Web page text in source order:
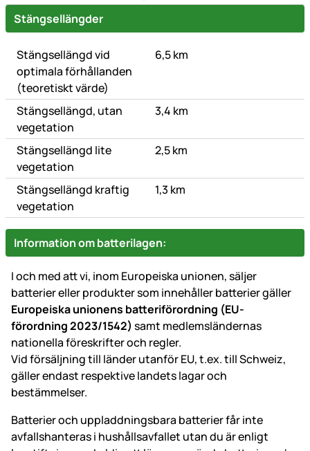
Stängsellängder
Stängsellängd vid
optimala förhållanden
(teoretiskt värde)
6,5 km
Stängsellängd, utan
vegetation
3,4 km
Stängsellängd lite
vegetation
2,5 km
Stängsellängd kraftig
vegetation
1,3 km
Information om batterilagen:
I och med att vi, inom Europeiska unionen, säljer
batterier eller produkter som innehåller batterier gäller
Europeiska unionens batteriförordning (EU-
förordning 2023/1542) samt medlemsländernas
nationella föreskrifter och regler.
Vid försäljning till länder utanför EU, t.ex. till Schweiz,
gäller endast respektive landets lagar och
bestämmelser.
Batterier och uppladdningsbara batterier får inte
avfallshanteras i hushållsavfallet utan du är enligt